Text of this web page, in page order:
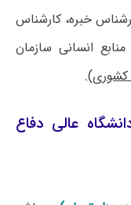
خبره، کارشناس
انسانی سازمان
کشوری).
عالی دفاع